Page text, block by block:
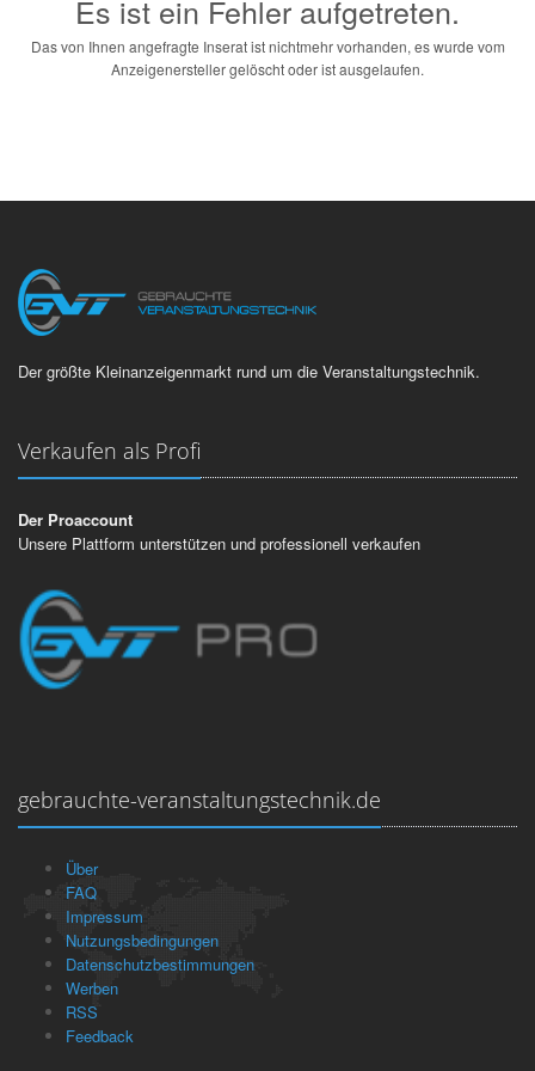
Es ist ein Fehler aufgetreten.
Das von Ihnen angefragte Inserat ist nichtmehr vorhanden, es wurde vom
Anzeigenersteller gelöscht oder ist ausgelaufen.
Der größte Kleinanzeigenmarkt rund um die Veranstaltungstechnik.
Verkaufen als Profi
Der Proaccount
Unsere Plattform unterstützen und professionell verkaufen
gebrauchte-veranstaltungstechnik.de
Über
FAQ
Impressum
Nutzungsbedingungen
Datenschutzbestimmungen
Werben
RSS
Feedback